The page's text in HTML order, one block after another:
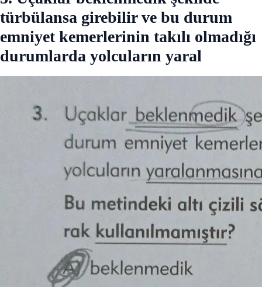
türbülansa girebilir ve bu durum
emniyet kemerlerinin takılı olmadığı
durumlarda yolcuların yaral